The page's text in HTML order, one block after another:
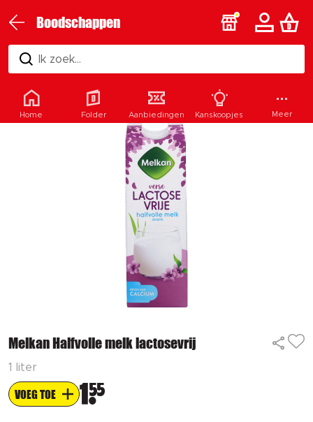
Boodschappen
Ik zoek...
Melkan Halfvolle melk lactosevrij
1 liter
VOEG TOE 1 55
Home Folder Aanbiedingen Kanskoopjes Meer